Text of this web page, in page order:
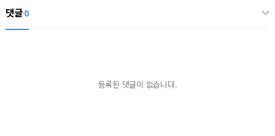
댓글0
등록된 댓글이 없습니다.